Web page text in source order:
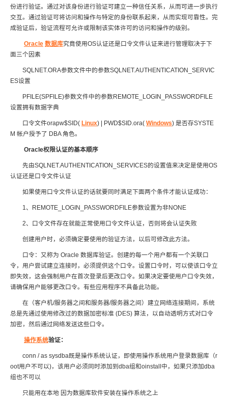
份进行验证。通过对该身份进行验证可建立一种信任关系，从而可进一步执行
交互。通过验证可将访问和操作与特定的身份联系起来，从而实现可靠性。完
成验证后，验证流程可允许或限制该实体许可的访问和操作的级别。
Oracle 数据库究竟使用OS认证还是口令文件认证来进行管理取决于下
面三个因素
SQLNET.ORA参数文件中的参数SQLNET.AUTHENTICATION_SERVIC
ES设置
PFILE(SPFILE)参数文件中的参数REMOTE_LOGIN_PASSWORDFILE
设置拥有数据字典
口令文件orapw$SID( Linux) | PWD$SID.ora( Windows) 是否存SYSTE
M 帐户授予了 DBA 角色。
Oracle权限认证的基本顺序
先由SQLNET.AUTHENTICATION_SERVICES的设置值来决定是使用OS
认证还是口令文件认证
如果使用口令文件认证的话就要同时满足下面两个条件才能认证成功：
1、REMOTE_LOGIN_PASSWORDFILE参数设置为非NONE
2、口令文件存在就能正常使用口令文件认证，否则将会认证失败
创建用户时，必须确定要使用的验证方法，以后可修改此方法。
口令：又称为 Oracle 数据库验证。创建的每一个用户都有一个关联口
令，用户尝试建立连接时，必须提供这个口令。设置口令时，可以使该口令立
即失效，这会强制用户在首次登录后更改口令。如果决定要使用户口令失效，
请确保用户能够更改口令。有些应用程序不具备此功能。
在（客户机/服务器之间和服务器/服务器之间）建立网络连接期间，系统
总是先通过使用修改过的数据加密标准 (DES) 算法，以自动透明方式对口令
加密，然后通过网络发送这些口令。
操作系统验证：
conn / as sysdba既是操作系统认证，即使用操作系统用户登录数据库（r
oot用户不可以)，该用户必须同时添加到dba组和oinstall中，如果只添加dba
组也不可以
只能用在本地 因为数据库软件安装在操作系统之上